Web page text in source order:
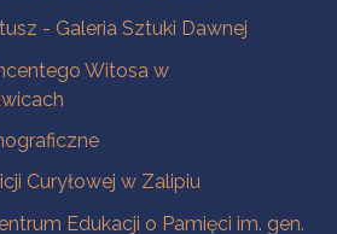
- Galeria Sztuki Dawnej
Witosa w
Curyłowej w Zalipiu
Edukacji o Pamięci im. gen.